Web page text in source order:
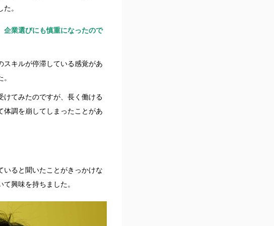
。
業選びにも慎重になったので
スキルが停滞している感覚があ
けてみたのですが、長く働ける
体調を崩してしまったことがあ
いると聞いたことがきっかけな
興味を持ちました。